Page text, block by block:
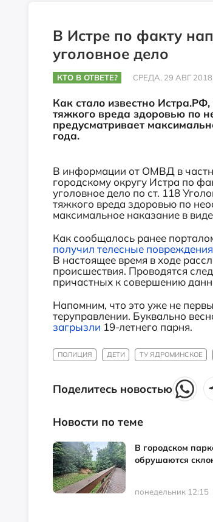
В Истре по факту
уголовное дело
КТО В ОТВЕТЕ? СРЕДА, 29 АВГ
Как стало известно
тяжкого вреда здоровью по
предусматривает
года.
В информации от ОМВД в
городскому округу Истра по
уголовное дело по ст. 118
тяжкого вреда здоровью по
максимальное наказание в
Как сообщалось ранее
получил телесные повреждения
В настоящее время в ходе
происшествия. Проводятся
причастных к совершению
Напомним, что это уже не
теруправлении. Буквально
загрызли 19-летнего парня.
ПОЛИЦИЯ ДЕТИ ТУ ЯДРОМИНСКОЕ
Поделитесь новостью
Новости по теме
В городском
обрушаются
понедельник 12:15